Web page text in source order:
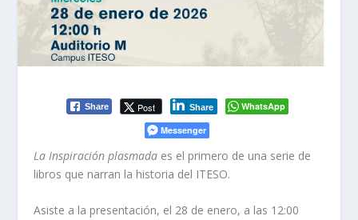
Share Post Share
WhatsApp
Messenger
La Inspiración plasmada es el primero de una serie de
libros que narran la historia del ITESO.
Asiste a la presentación, el 28 de enero, a las 12:00